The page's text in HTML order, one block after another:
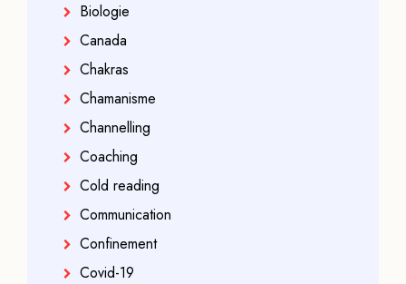
Biologie
Canada
Chakras
Chamanisme
Channelling
Coaching
Cold reading
Communication
Confinement
Covid-19